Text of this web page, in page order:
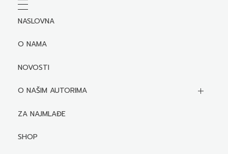
NASLOVNA
O NAMA
NOVOSTI
O NAŠIM AUTORIMA
Biografije autora
Mediji o autorima i njihovim naslovima
ZA NAJMLAĐE
SHOP